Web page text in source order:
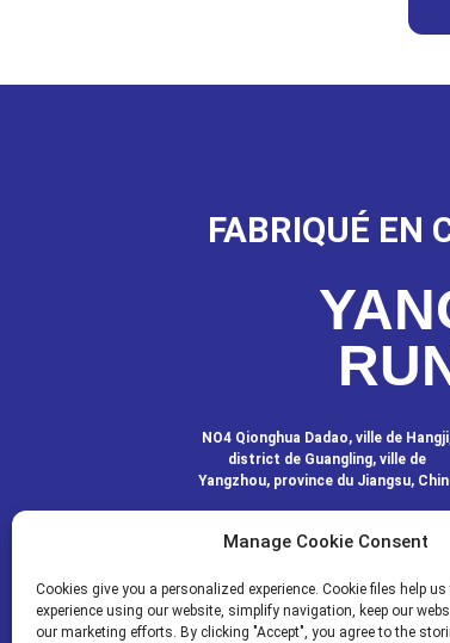
FABRIQUÉ EN
NO4 Qionghua Dadao, ville de
district de Guangling, ville de
Yangzhou, province du Jiangsu,
Manage Cookie Consent
Cookies give you a personalized experience. Cookie files help
experience using our website, simplify navigation, keep our
our marketing efforts. By clicking "Accept", you agree to the